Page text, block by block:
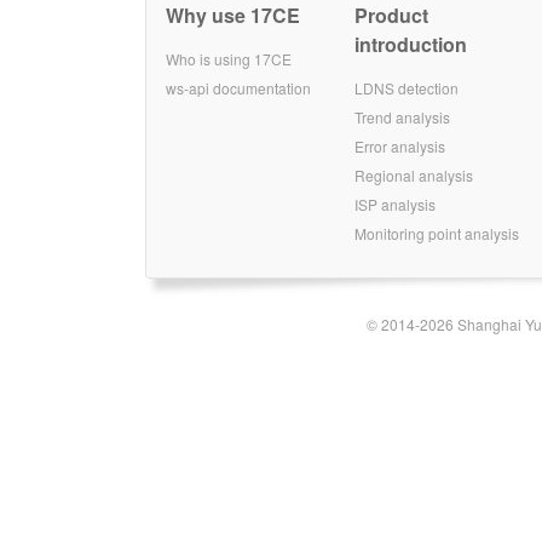
Why use 17CE
Who is using 17CE
ws-api documentation
Product
introduction
LDNS detection
Trend analysis
Error analysis
Regional analysis
ISP analysis
Monitoring point analysis
© 2014-2026 Shanghai